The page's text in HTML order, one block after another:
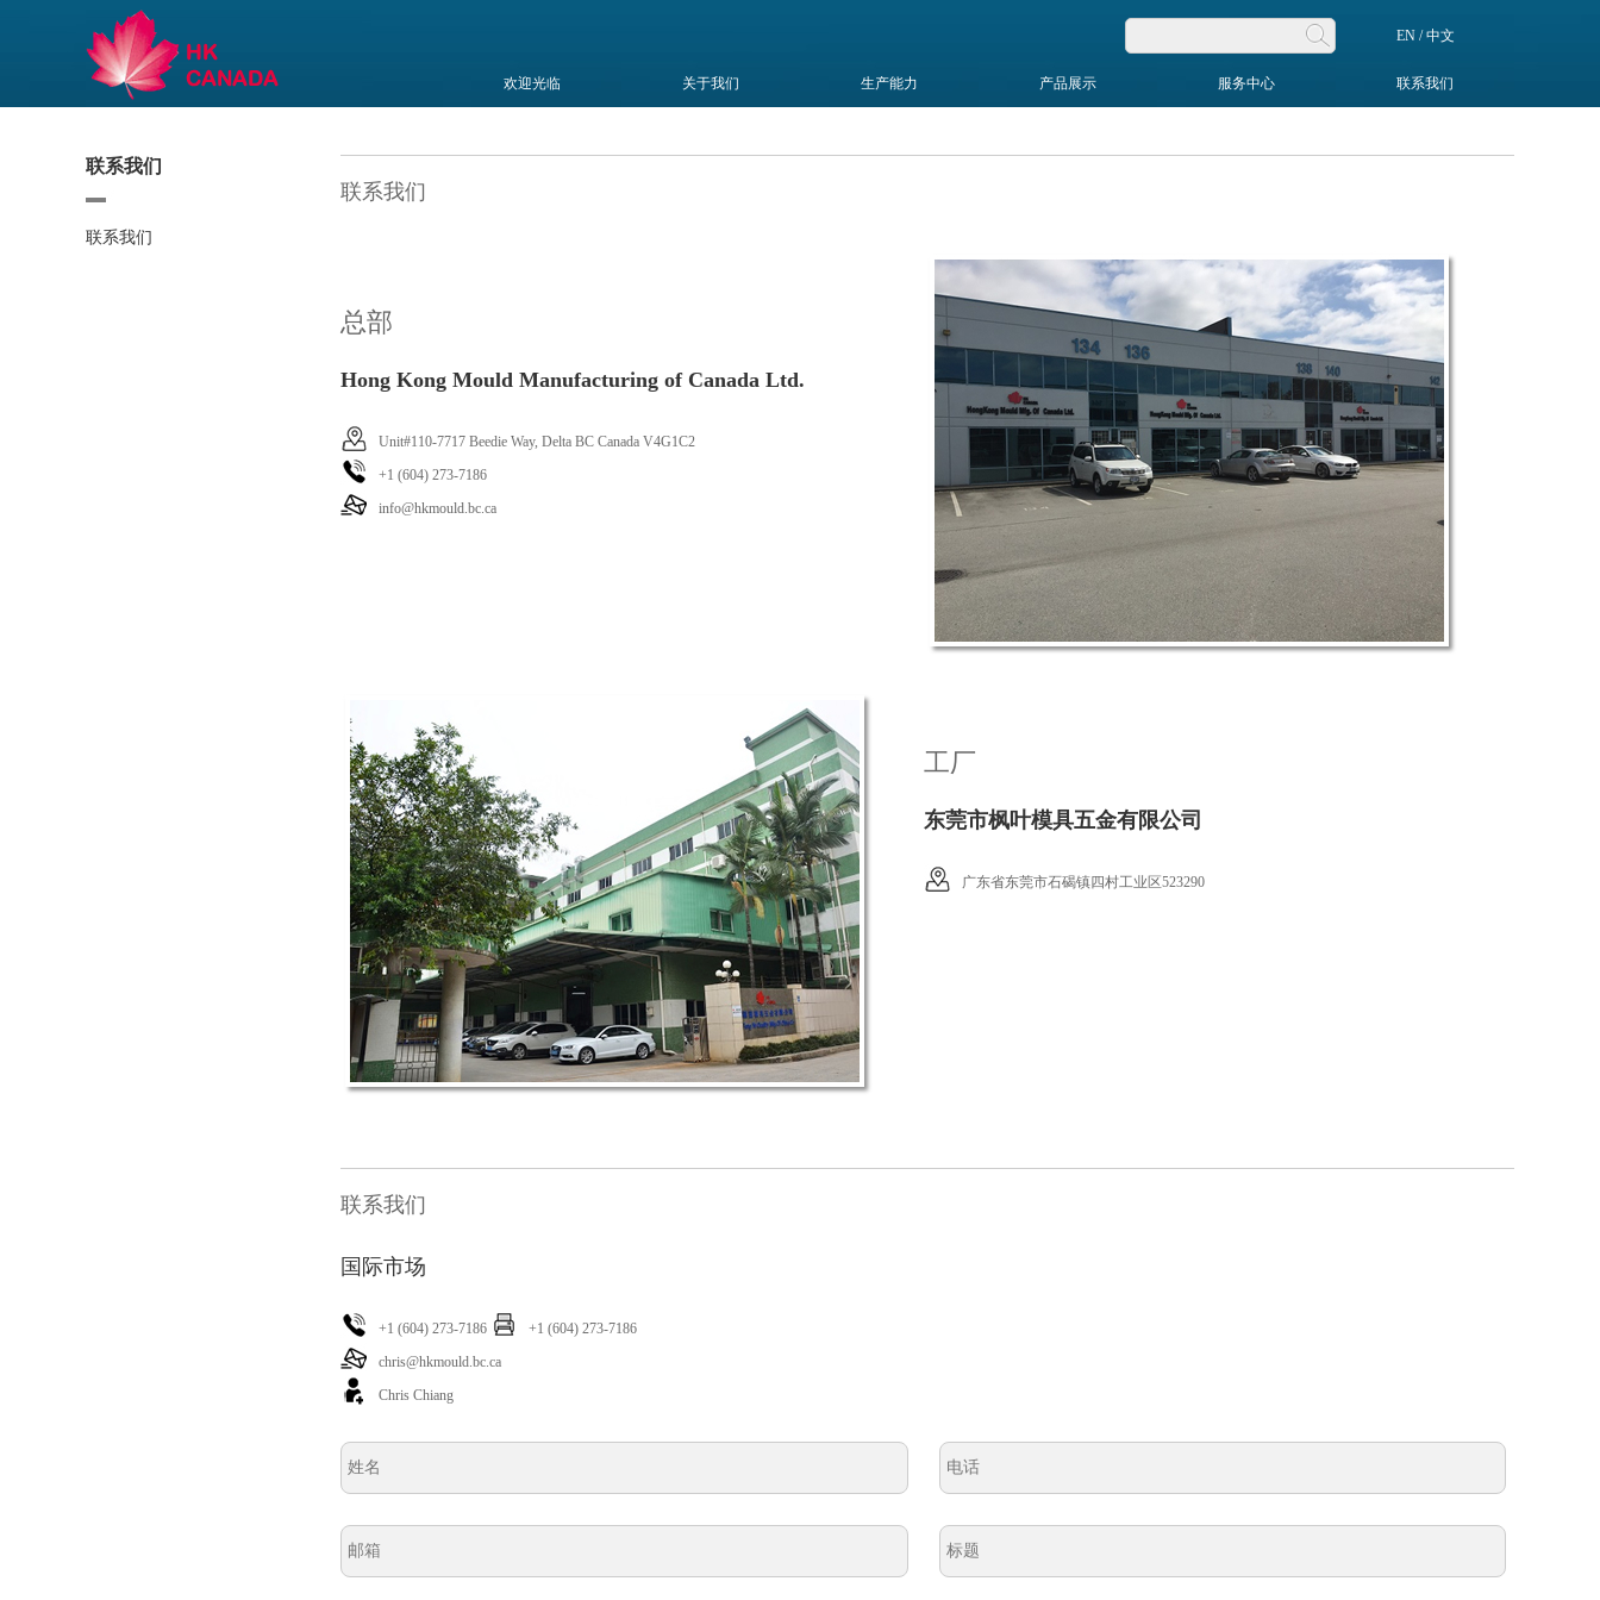
EN/中文
欢迎光临 关于我们 生产能力 产品展示 服务中心 联系我们
联系我们
联系我们
联系我们
总部
Hong Kong Mould Manufacturing of Canada Ltd.
Unit#110-7717 Beedie Way, Delta BC Canada V4G1C2
+1 (604) 273-7186
info@hkmould.bc.ca
工厂
东莞市枫叶模具五金有限公司
广东省东莞市石碣镇四村工业区523290
联系我们
国际市场
+1 (604) 273-7186
+1 (604) 273-7186
chris@hkmould.bc.ca
Chris Chiang